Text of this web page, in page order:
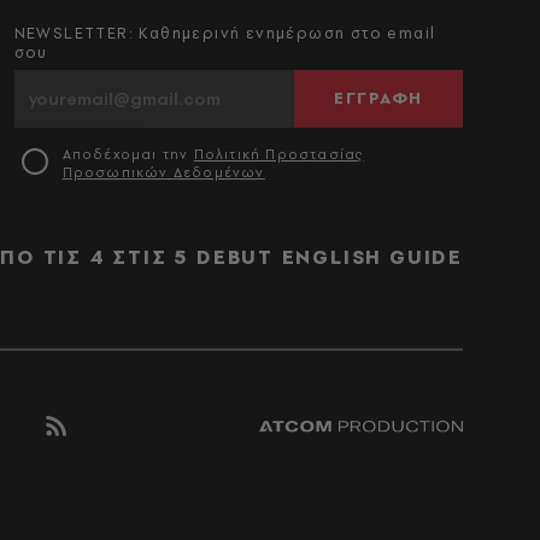
NEWSLETTER: Καθημερινή ενημέρωση στο email
σου
ΕΓΓΡΑΦΗ
Αποδέχομαι την Πολιτική Προστασίας
Προσωπικών Δεδομένων
ΤΙΣ 4 ΣΤΙΣ 5 DEBUT ENGLISH GUIDE